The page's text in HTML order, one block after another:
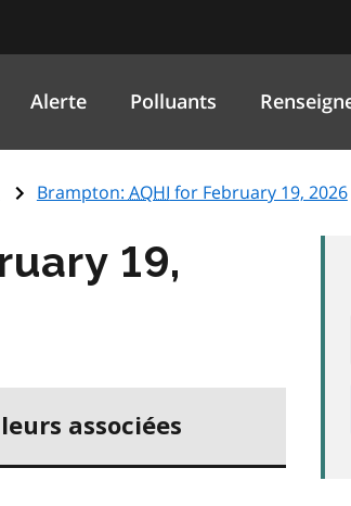
Alerte Polluants
Brampton: AQHI for February 19, 2026
19,
associées